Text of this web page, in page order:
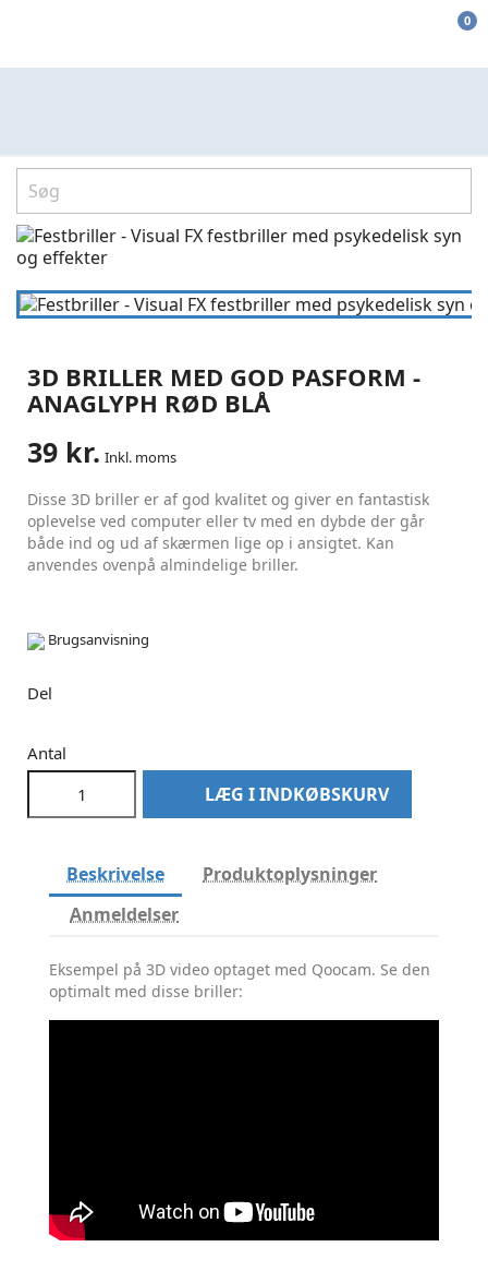
0
3D BRILLER MED GOD PASFORM -
ANAGLYPH RØD BLÅ
39 kr. Inkl. moms
Disse 3D briller er af god kvalitet og giver en fantastisk
oplevelse ved computer eller tv med en dybde der går
både ind og ud af skærmen lige op i ansigtet. Kan
anvendes ovenpå almindelige briller.
Brugsanvisning
Del
Antal
LÆG I INDKØBSKURV
Beskrivelse
Produktoplysninger
Anmeldelser
Eksempel på 3D video optaget med Qoocam. Se den
optimalt med disse briller: